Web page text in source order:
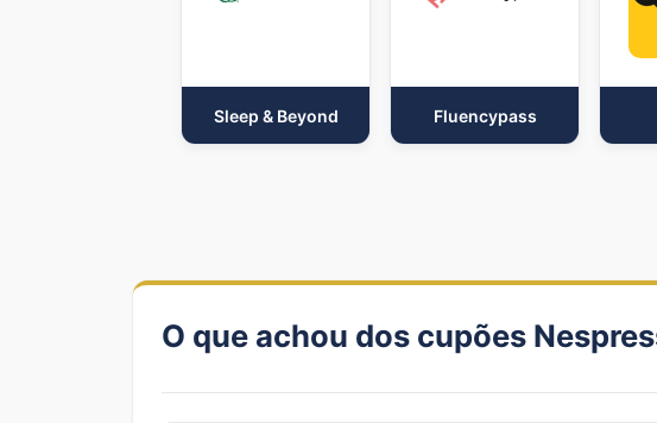
Sleep & Beyond Fluencypass
O que achou dos cupões